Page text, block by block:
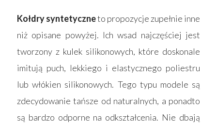
Kołdry syntetyczneto propozycje zupełnie inne
niż opisane powyżej. Ich wsad najczęściej jest
tworzony z kulek silikonowych, które doskonale
imitują puch, lekkiego i elastycznego poliestru
lub włókien silikonowych. Tego typu modele są
zdecydowanie tańsze od naturalnych, a ponadto
są bardzo odporne na odkształcenia. Nie dbają